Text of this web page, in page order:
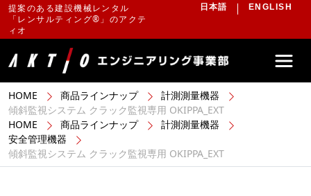
提案のある建設機械レンタル
「レンサルティング®」のアクテ
ィオ
日本語 ENGLISH
HOME 商品ラインナップ
計測測量機器
傾斜監視システム クラック監視専用 OKIPPA_EXT
HOME
商品ラインナップ
計測測量機器
安全管理機器
傾斜監視システム クラック監視専用 OKIPPA_EXT